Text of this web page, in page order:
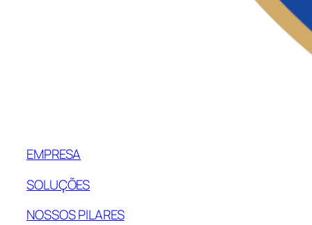
EMPRESA
SOLUÇÕES
NOSSOS PILARES